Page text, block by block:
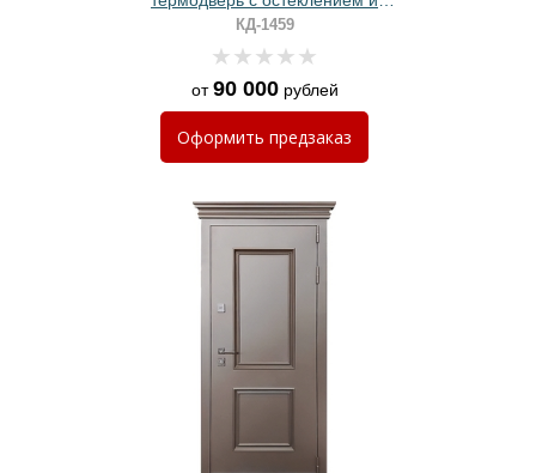
зеленым порошковым покрытием
КД-1459
от90 000рублей
Оформить предзаказ